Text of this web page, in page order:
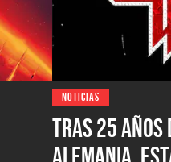
NOTICIAS
Tras 25 años